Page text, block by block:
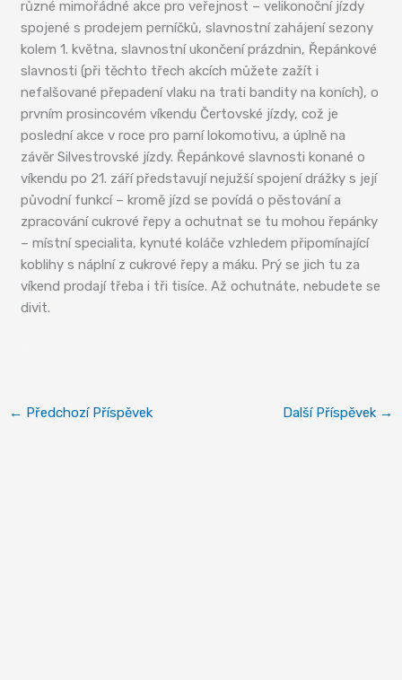
různé mimořádné akce pro veřejnost – velikonoční jízdy
spojené s prodejem perníčků, slavnostní zahájení sezony
kolem 1. května, slavnostní ukončení prázdnin, Řepánkové
slavnosti (při těchto třech akcích můžete zažít i
nefalšované přepadení vlaku na trati bandity na koních), o
prvním prosincovém víkendu Čertovské jízdy, což je
poslední akce v roce pro parní lokomotivu, a úplně na
závěr Silvestrovské jízdy. Řepánkové slavnosti konané o
víkendu po 21. září představují nejužší spojení drážky s její
původní funkcí – kromě jízd se povídá o pěstování a
zpracování cukrové řepy a ochutnat se tu mohou řepánky
– místní specialita, kynuté koláče vzhledem připomínající
koblihy s náplní z cukrové řepy a máku. Prý se jich tu za
víkend prodají třeba i tři tisíce. Až ochutnáte, nebudete se
divit.
← Předchozí Příspěvek Další Příspěvek →